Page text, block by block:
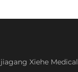
Xiehe Medical